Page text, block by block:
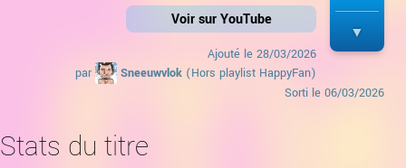
Voir sur YouTube
Ajouté le 28/03/2026
par
Sneeuwvlok (Hors playlist HappyFan)
Sorti le 06/03/2026
Stats du titre